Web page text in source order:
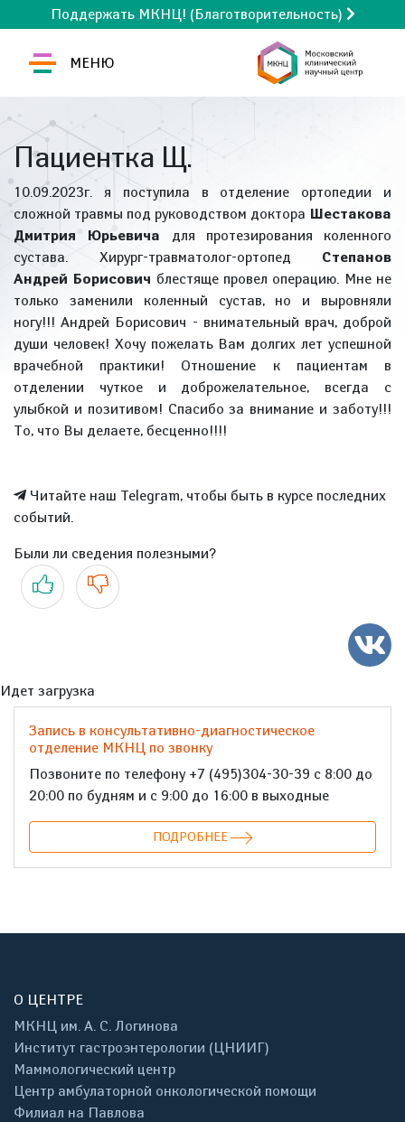
Поддержать МКНЦ! (Благотворительность)
МЕНЮ
Пациентка Щ.
10.09.2023г. я поступила в отделение ортопедии и
сложной травмы под руководством доктора Шестакова
Дмитрия Юрьевича для протезирования коленного
сустава. Хирург-травматолог-ортопед Степанов
Андрей Борисович блестяще провел операцию. Мне не
только заменили коленный сустав, но и выровняли
ногу!!! Андрей Борисович - внимательный врач, доброй
души человек! Хочу пожелать Вам долгих лет успешной
врачебной практики! Отношение к пациентам в
отделении чуткое и доброжелательное, всегда с
улыбкой и позитивом! Спасибо за внимание и заботу!!!
То, что Вы делаете, бесценно!!!!
Читайте наш Telegram, чтобы быть в курсе последних
событий.
Были ли сведения полезными?
Да Нет
Идет загрузка
Запись в консультативно-диагностическое
отделение МКНЦ по звонку
Позвоните по телефону +7 (495)304-30-39 с 8:00 до
20:00 по будням и с 9:00 до 16:00 в выходные
ПОДРОБНЕЕ
О ЦЕНТРЕ
МКНЦ им. А. С. Логинова
Институт гастроэнтерологии (ЦНИИГ)
Маммологический центр
Центр амбулаторной онкологической помощи
Филиал на Павлова